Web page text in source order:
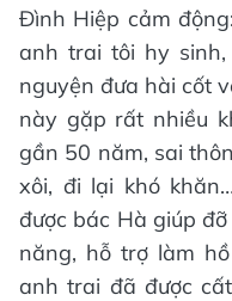
Đình Hiệp cảm
anh trai tôi hy
nguyện đưa hài cốt
này gặp rất nhiều
gần 50 năm, sai
xôi, đi lại khó
được bác Hà giúp
năng, hỗ trợ làm
anh trai đã được